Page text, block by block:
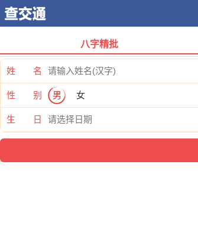
八字精批
姓 名
性 别 男 女
生 日